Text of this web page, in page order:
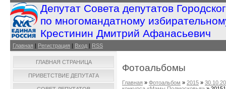
Депутат Совета депутатов
по многомандатному
Крестинин Дмитрий Афанасьевич
Главная | Регистрация | Вход | RSS
ГЛАВНАЯ СТРАНИЦА
ПРИВЕТСТВИЕ ДЕПУТАТА
Фотоальбомы
Главная » Фотоальбом » 2015 »